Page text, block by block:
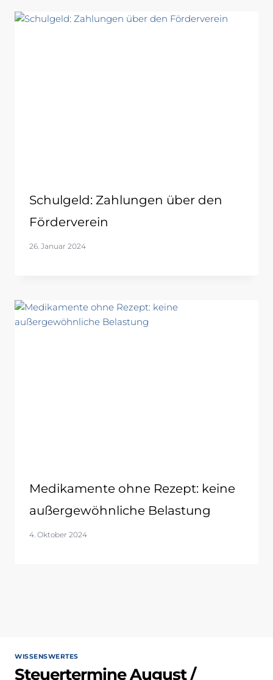
Schulgeld: Zahlungen über den
Förderverein
26. Januar 2024
Medikamente ohne Rezept: keine
außergewöhnliche Belastung
4. Oktober 2024
WISSENSWERTES
Steuertermine August /